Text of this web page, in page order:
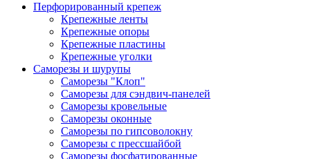
Перфорированный крепеж
Крепежные ленты
Крепежные опоры
Крепежные пластины
Крепежные уголки
Саморезы и шурупы
Саморезы "Клоп"
Саморезы для сэндвич-панелей
Саморезы кровельные
Саморезы оконные
Саморезы по гипсоволокну
Саморезы с прессшайбой
Саморезы фосфатированные